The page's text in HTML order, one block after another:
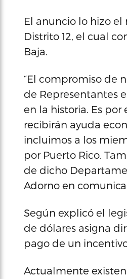
El anuncio lo hizo el
Distrito 12, el cual
Baja.
“El compromiso de
de Representantes
en la historia. Es
recibirán ayuda
incluimos a los
por Puerto Rico.
de dicho
Adorno en
Según explicó el
de dólares asigna
pago de un
Actualmente